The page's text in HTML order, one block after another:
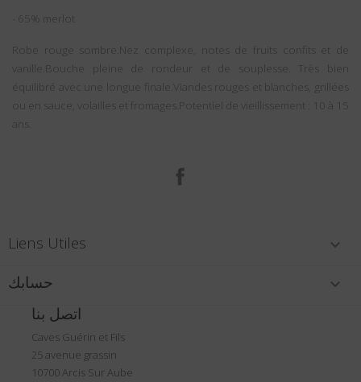
- 65% merlot
Robe rouge sombre.Nez complexe, notes de fruits confits et de
vanille.Bouche pleine de rondeur et de souplesse. Très bien
équilibré avec une longue finale.Viandes rouges et blanches, grillées
ou en sauce, volailles et fromages.Potentiel de vieillissement : 10 à 15
ans.
Liens Utiles 
حسابك 
اتصل بنا
Caves Guérin et Fils
25 avenue grassin
10700 Arcis Sur Aube